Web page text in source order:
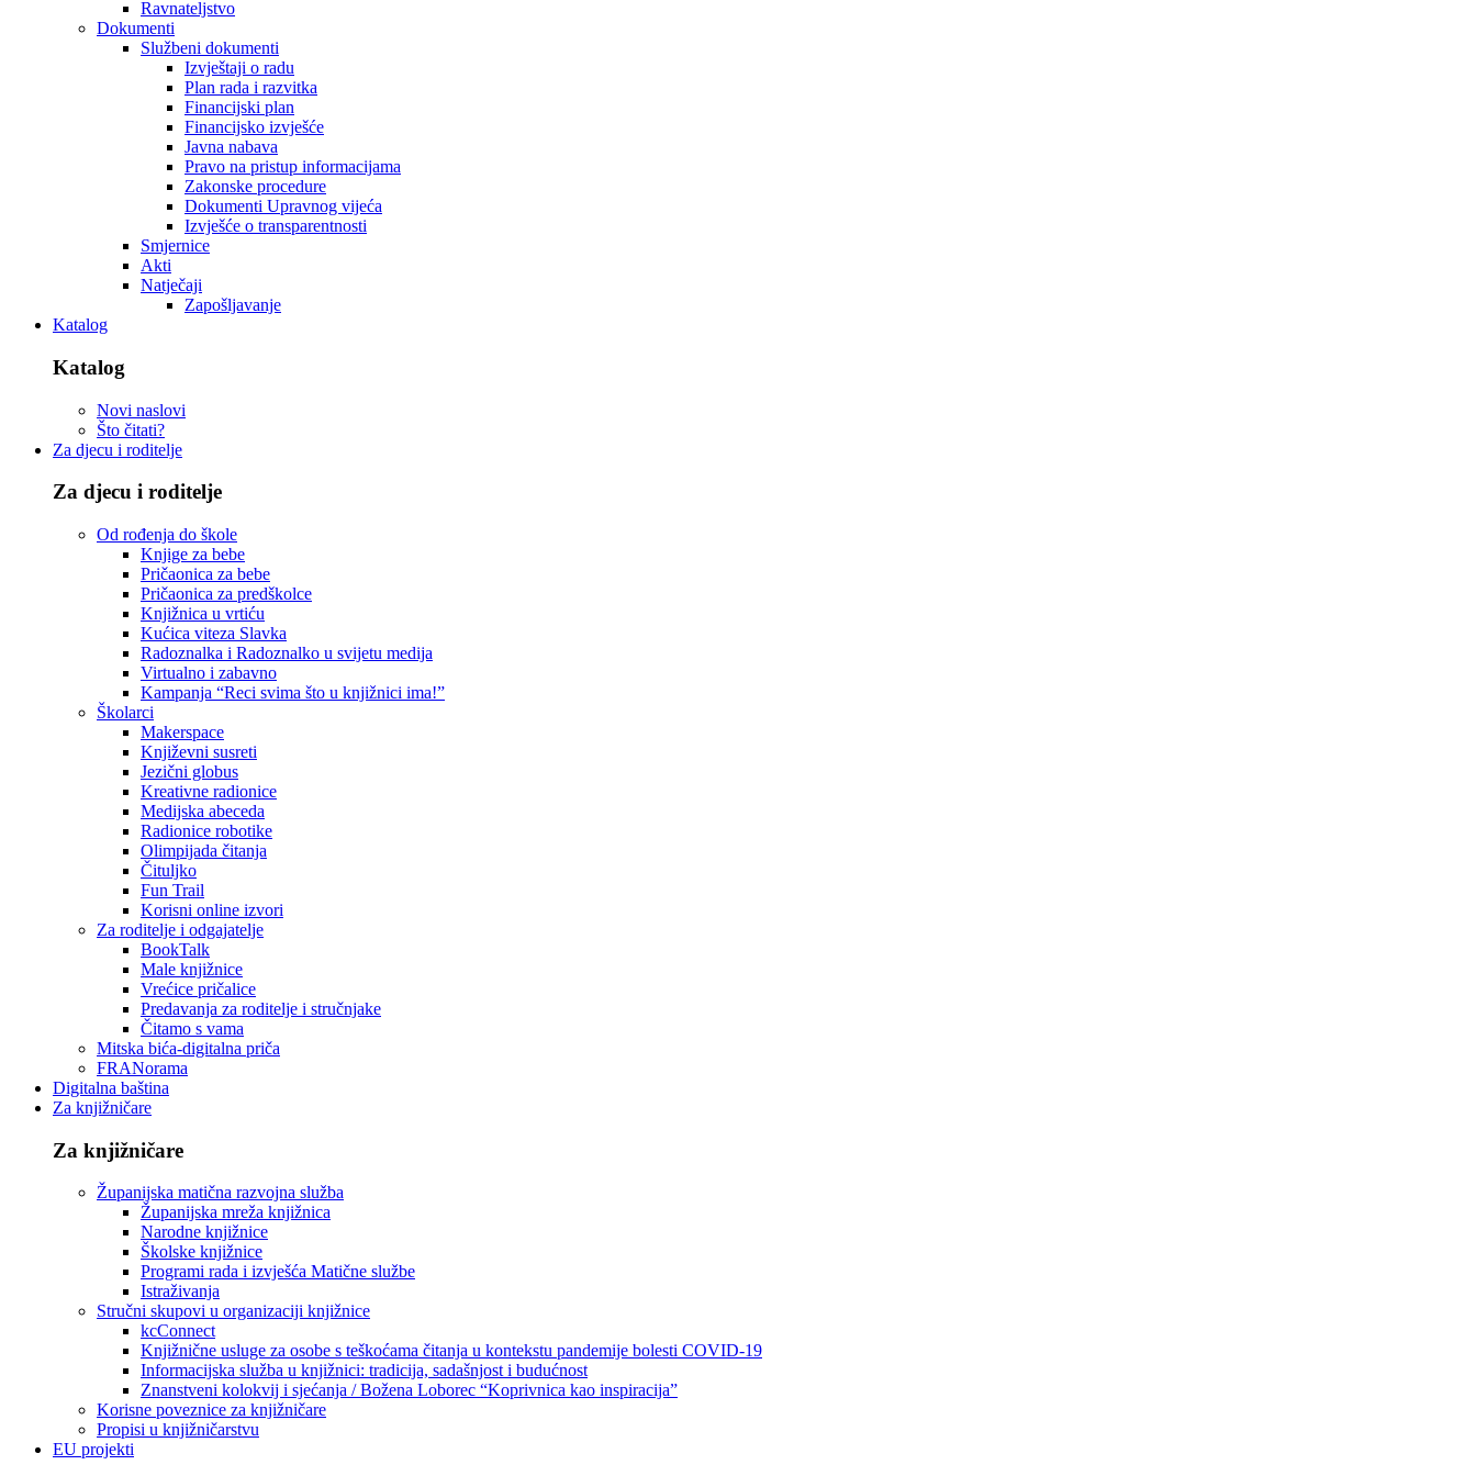
Ravnateljstvo
Dokumenti
Službeni dokumenti
Izvještaji o radu
Plan rada i razvitka
Financijski plan
Financijsko izvješće
Javna nabava
Pravo na pristup informacijama
Zakonske procedure
Dokumenti Upravnog vijeća
Izvješće o transparentnosti
Smjernice
Akti
Natječaji
Zapošljavanje
Katalog
Katalog
Novi naslovi
Što čitati?
Za djecu i roditelje
Za djecu i roditelje
Od rođenja do škole
Knjige za bebe
Pričaonica za bebe
Pričaonica za predškolce
Knjižnica u vrtiću
Kućica viteza Slavka
Radoznalka i Radoznalko u svijetu medija
Virtualno i zabavno
Kampanja “Reci svima što u knjižnici ima!”
Školarci
Makerspace
Književni susreti
Jezični globus
Kreativne radionice
Medijska abeceda
Radionice robotike
Olimpijada čitanja
Čituljko
Fun Trail
Korisni online izvori
Za roditelje i odgajatelje
BookTalk
Male knjižnice
Vrećice pričalice
Predavanja za roditelje i stručnjake
Čitamo s vama
Mitska bića-digitalna priča
FRANorama
Digitalna baština
Za knjižničare
Za knjižničare
Županijska matična razvojna služba
Županijska mreža knjižnica
Narodne knjižnice
Školske knjižnice
Programi rada i izvješća Matične službe
Istraživanja
Stručni skupovi u organizaciji knjižnice
kcConnect
Knjižnične usluge za osobe s teškoćama čitanja u kontekstu pandemije bolesti COVID-19
Informacijska služba u knjižnici: tradicija, sadašnjost i budućnost
Znanstveni kolokvij i sjećanja / Božena Loborec “Koprivnica kao inspiracija”
Korisne poveznice za knjižničare
Propisi u knjižničarstvu
EU projekti